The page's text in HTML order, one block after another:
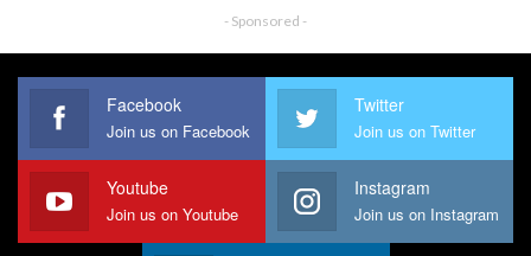
- Sponsored -
Facebook
Join us on Facebook
Twitter
Join us on Twitter
Youtube
Join us on Youtube
Instagram
Join us on Instagram